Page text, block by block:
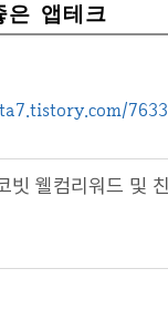
은 앱테크
7633